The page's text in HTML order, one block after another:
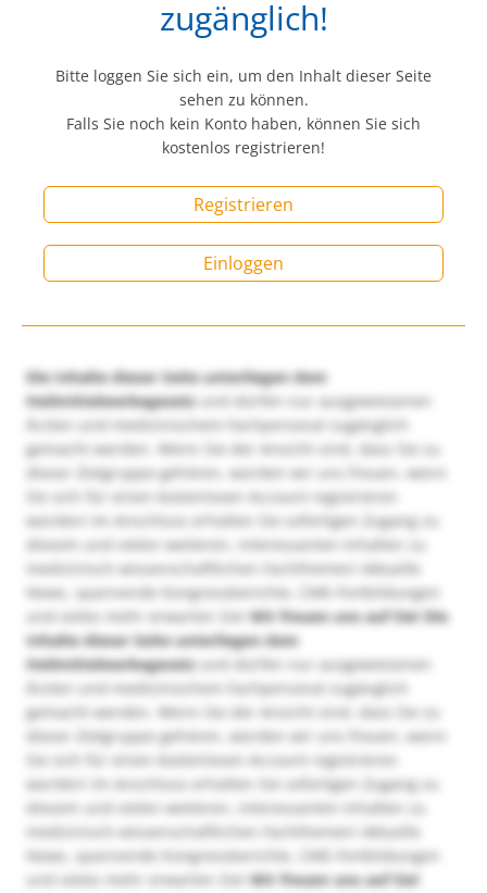
zugänglich!
Bitte loggen Sie sich ein, um den Inhalt dieser Seite
sehen zu können.
Falls Sie noch kein Konto haben, können Sie sich
kostenlos registrieren!
Registrieren
Einloggen
Die Inhalte dieser Seite unterliegen dem
Heilmittelwerbegesetzund dürfen nur ausgewiesenen
Ärzten und medizinischem Fachpersonal zugänglich
gemacht werden. Wenn Sie der Ansicht sind, dass Sie zu
dieser Zielgruppe gehören, würden wir uns freuen, wenn
Sie sich für einen kostenlosen Account registrieren
würden! Im Anschluss erhalten Sie sofortigen Zugang zu
diesem und vielen weiteren, interessanten Inhalten zu
medizinisch-wissenschaftlichen Fachthemen! Aktuelle
News, spannende Kongressberichte, CME-Fortbildungen
und vieles mehr erwarten Sie!Wir freuen uns auf Sie! Die
Inhalte dieser Seite unterliegen dem
Heilmittelwerbegesetzund dürfen nur ausgewiesenen
Ärzten und medizinischem Fachpersonal zugänglich
gemacht werden. Wenn Sie der Ansicht sind, dass Sie zu
dieser Zielgruppe gehören, würden wir uns freuen, wenn
Sie sich für einen kostenlosen Account registrieren
würden! Im Anschluss erhalten Sie sofortigen Zugang zu
diesem und vielen weiteren, interessanten Inhalten zu
medizinisch-wissenschaftlichen Fachthemen! Aktuelle
News, spannende Kongressberichte, CME-Fortbildungen
und vieles mehr erwarten Sie!Wir freuen uns auf Sie!